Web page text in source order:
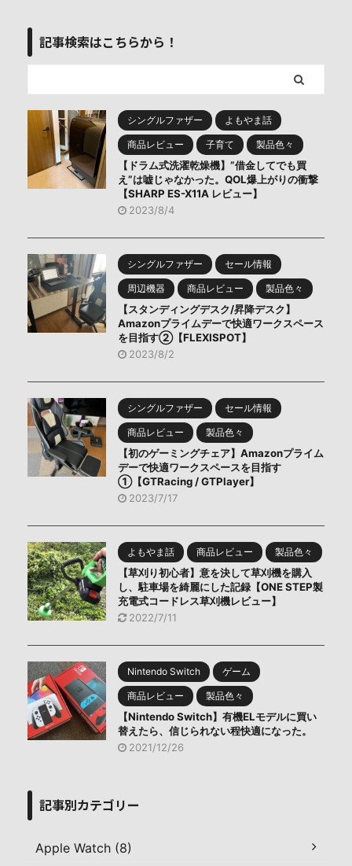
記事検索はこちらから！
シングルファザー よもやま話
商品レビュー 子育て 製品色々
【ドラム式洗濯乾燥機】”借金してでも買
え”は嘘じゃなかった。QOL爆上がりの衝撃
【SHARP ES-X11A レビュー】
2023/8/4
シングルファザー セール情報
周辺機器 商品レビュー 製品色々
【スタンディングデスク/昇降デスク】
Amazonプライムデーで快適ワークスペース
を目指す②【FLEXISPOT】
2023/8/2
シングルファザー セール情報
商品レビュー 製品色々
【初のゲーミングチェア】Amazonプライム
デーで快適ワークスペースを目指す
①【GTRacing / GTPlayer】
2023/7/17
よもやま話 商品レビュー 製品色々
【草刈り初心者】意を決して草刈機を購入
し、駐車場を綺麗にした記録【ONE STEP製
充電式コードレス草刈機レビュー】
2022/7/11
Nintendo Switch ゲーム
商品レビュー 製品色々
【Nintendo Switch】有機ELモデルに買い
替えたら、信じられない程快適になった。
2021/12/26
記事別カテゴリー
Apple Watch (8)